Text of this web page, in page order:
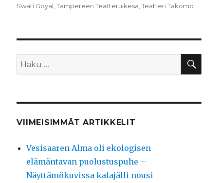
Swati Goyal ,Tampereen Teatteruikesä ,Teatteri Takomo
Etsi:
VIIMEISIMMÄT ARTIKKELIT
Vesisaaren Alma oli ekologisen
elämäntavan puolustuspuhe –
Näyttämökuvissa kalajälli nousi